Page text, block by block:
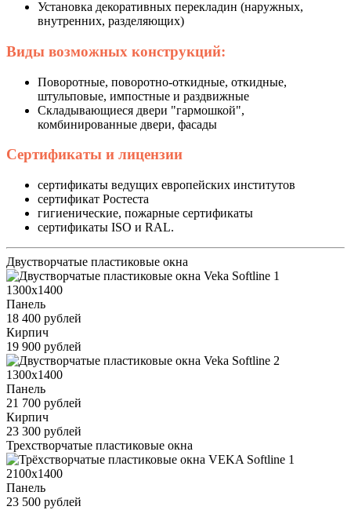
Установка декоративных перекладин (наружных,
внутренних, разделяющих)
Виды возможных конструкций:
Поворотные, поворотно-откидные, откидные,
штульповые, импостные и раздвижные
Складывающиеся двери "гармошкой",
комбинированные двери, фасады
Сертификаты и лицензии
сертификаты ведущих европейских институтов
сертификат Ростеста
гигиенические, пожарные сертификаты
сертификаты ISO и RAL.
Двустворчатые пластиковые окна
1300x1400
Панель
18 400 рублей
Кирпич
19 900 рублей
1300x1400
Панель
21 700 рублей
Кирпич
23 300 рублей
Трехстворчатые пластиковые окна
2100x1400
Панель
23 500 рублей